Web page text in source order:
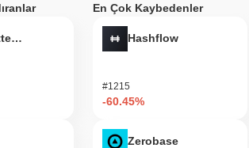
(ETH)
En Çok Kaybedenler
Hashflow
#1215
-60.45%
Zerobase